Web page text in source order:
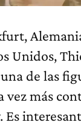
Unidos,
de las
vez más
Es